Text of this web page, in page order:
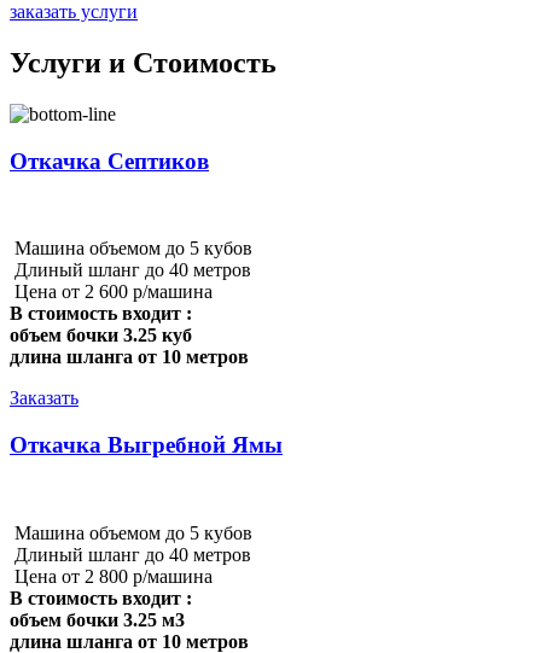
заказать услуги
Услуги и Стоимость
Откачка Септиков
Машина объемом до 5 кубов
Длиный шланг до 40 метров
Цена от 2 600 р/машина
В стоимость входит :
объем бочки 3.25 куб
длина шланга от 10 метров
Заказать
Откачка Выгребной Ямы
Машина объемом до 5 кубов
Длиный шланг до 40 метров
Цена от 2 800 р/машина
В стоимость входит :
объем бочки 3.25 м3
длина шланга от 10 метров